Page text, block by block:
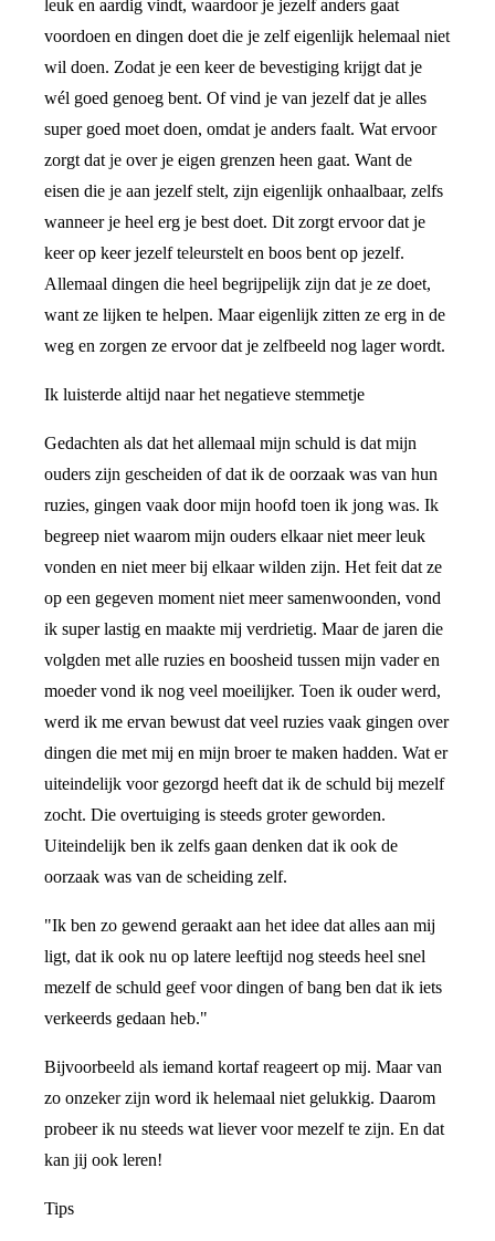
leuk en aardig vindt, waardoor je jezelf anders gaat
voordoen en dingen doet die je zelf eigenlijk helemaal niet
wil doen. Zodat je een keer de bevestiging krijgt dat je
wél goed genoeg bent. Of vind je van jezelf dat je alles
super goed moet doen, omdat je anders faalt. Wat ervoor
zorgt dat je over je eigen grenzen heen gaat. Want de
eisen die je aan jezelf stelt, zijn eigenlijk onhaalbaar, zelfs
wanneer je heel erg je best doet. Dit zorgt ervoor dat je
keer op keer jezelf teleurstelt en boos bent op jezelf.
Allemaal dingen die heel begrijpelijk zijn dat je ze doet,
want ze lijken te helpen. Maar eigenlijk zitten ze erg in de
weg en zorgen ze ervoor dat je zelfbeeld nog lager wordt.
Ik luisterde altijd naar het negatieve stemmetje
Gedachten als dat het allemaal mijn schuld is dat mijn
ouders zijn gescheiden of dat ik de oorzaak was van hun
ruzies, gingen vaak door mijn hoofd toen ik jong was. Ik
begreep niet waarom mijn ouders elkaar niet meer leuk
vonden en niet meer bij elkaar wilden zijn. Het feit dat ze
op een gegeven moment niet meer samenwoonden, vond
ik super lastig en maakte mij verdrietig. Maar de jaren die
volgden met alle ruzies en boosheid tussen mijn vader en
moeder vond ik nog veel moeilijker. Toen ik ouder werd,
werd ik me ervan bewust dat veel ruzies vaak gingen over
dingen die met mij en mijn broer te maken hadden. Wat er
uiteindelijk voor gezorgd heeft dat ik de schuld bij mezelf
zocht. Die overtuiging is steeds groter geworden.
Uiteindelijk ben ik zelfs gaan denken dat ik ook de
oorzaak was van de scheiding zelf.
"Ik ben zo gewend geraakt aan het idee dat alles aan mij
ligt, dat ik ook nu op latere leeftijd nog steeds heel snel
mezelf de schuld geef voor dingen of bang ben dat ik iets
verkeerds gedaan heb."
Bijvoorbeeld als iemand kortaf reageert op mij. Maar van
zo onzeker zijn word ik helemaal niet gelukkig. Daarom
probeer ik nu steeds wat liever voor mezelf te zijn. En dat
kan jij ook leren!
Tips